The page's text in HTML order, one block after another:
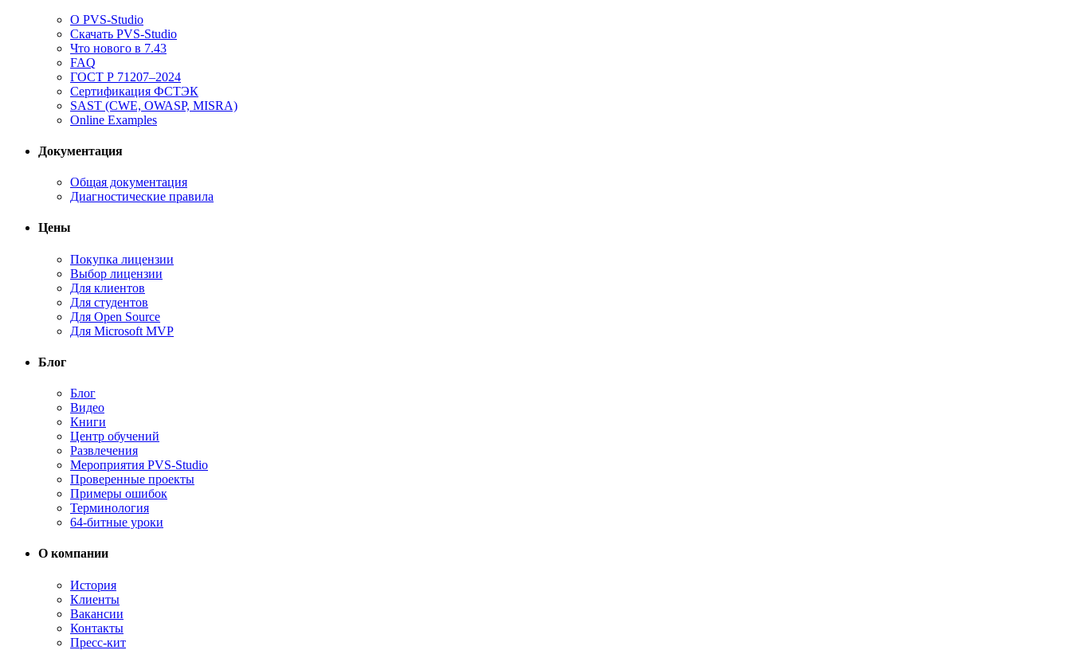
О PVS-Studio
Скачать PVS-Studio
Что нового в 7.43
FAQ
ГОСТ Р 71207–2024
Сертификация ФСТЭК
SAST (CWE, OWASP, MISRA)
Online Examples
Документация
Общая документация
Диагностические правила
Цены
Покупка лицензии
Выбор лицензии
Для клиентов
Для студентов
Для Open Source
Для Microsoft MVP
Блог
Блог
Видео
Книги
Центр обучений
Развлечения
Мероприятия PVS-Studio
Проверенные проекты
Примеры ошибок
Терминология
64-битные уроки
О компании
История
Клиенты
Вакансии
Контакты
Пресс-кит